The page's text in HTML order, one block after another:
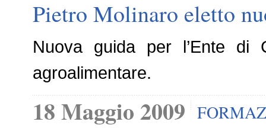
Pietro Molinaro eletto
Nuova guida per l’Ente
agroalimentare.
18 Maggio 2009